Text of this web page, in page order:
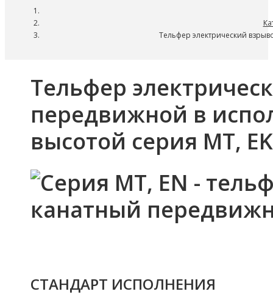
Тельфер электрический
Тельфер
передвижной в
высотой серия MT, EK
СТАНДАРТ ИСПОЛНЕНИЯ